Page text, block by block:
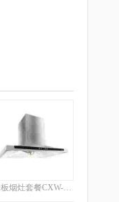
老板烟灶套餐CXW-200-8210N+9B26N+802N